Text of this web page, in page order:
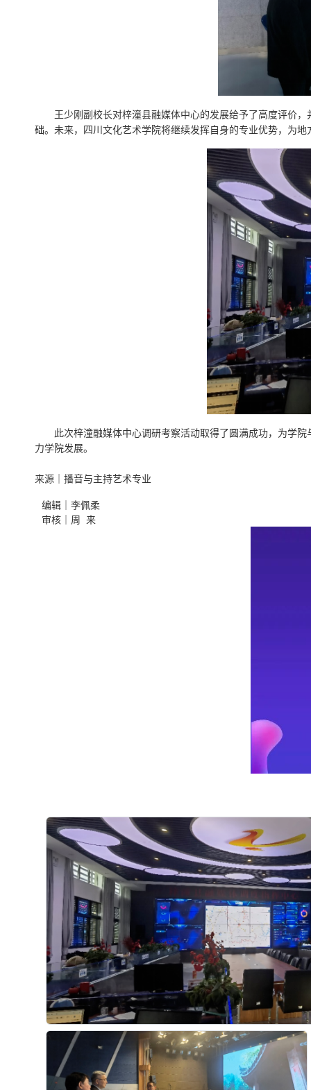
王少刚副校长对梓潼县融媒体中心的发展给予了高度评价
础。未来，四川文化艺术学院将继续发挥自身的专业优势，为
此次梓潼融媒体中心调研考察活动取得了圆满成功，为学
力学院发展。
来源｜播音与主持艺术专业
编辑｜李佩柔
审核｜周 来